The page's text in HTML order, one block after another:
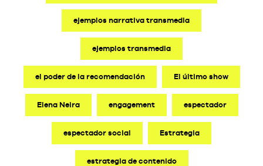
ejemplos narrativa transmedia
ejemplos transmedia
el poder de la recomendación El último show
Elena Neira engagement espectador
espectador social Estrategia
estrategia de contenido